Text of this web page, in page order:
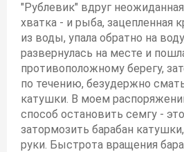
"Рублевик" вдруг
хватка - и рыба, зацепленная
из воды, упала обратно на
развернулась на месте и
противоположному берегу,
по течению, безудержно
катушки. В моем
способ остановить семгу -
затормозить барабан
руки. Быстрота вращения